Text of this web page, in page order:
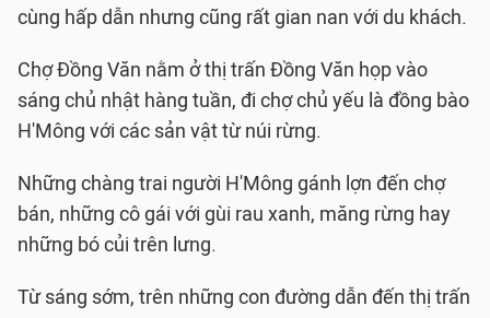
cùng hấp dẫn nhưng cũng rất gian nan với du khách.
Chợ Đồng Văn nằm ở thị trấn Đồng Văn họp vào
sáng chủ nhật hàng tuần, đi chợ chủ yếu là đồng bào
H'Mông với các sản vật từ núi rừng.
Những chàng trai người H'Mông gánh lợn đến chợ
bán, những cô gái với gùi rau xanh, măng rừng hay
những bó củi trên lưng.
Từ sáng sớm, trên những con đường dẫn đến thị trấn